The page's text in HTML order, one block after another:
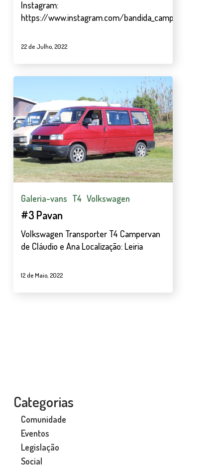
Instagram:
https://www.instagram.com/bandida_campervan/
22 de Julho, 2022
Pavan
Galeria-vans T4 Volkswagen
#3 Pavan
Volkswagen Transporter T4 Campervan
de Cláudio e Ana Localização: Leiria
12 de Maio, 2022
Categorias
Comunidade
Eventos
Legislação
Social